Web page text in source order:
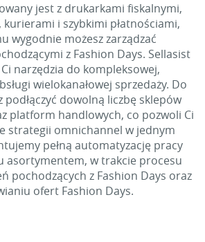
jest z drukarkami fiskalnymi,
kurierami i szybkimi płatnościami,
wygodnie możesz zarządzać
z Fashion Days. Sellasist
narzędzia do kompleksowej,
wielokanałowej sprzedaży. Do
podłączyć dowolną liczbę sklepów
platform handlowych, co pozwoli Ci
strategii omnichannel w jednym
pełną automatyzację pracy
asortymentem, w trakcie procesu
pochodzących z Fashion Days oraz
ofert Fashion Days.